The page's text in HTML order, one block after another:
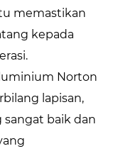
memastikan
kepada
Norton
lapisan,
baik dan